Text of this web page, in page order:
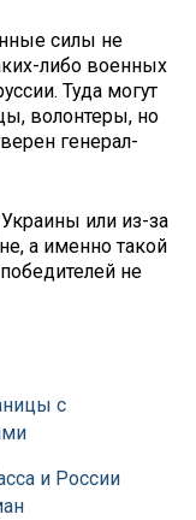
силы не
либо военных
Туда могут
волонтеры, но
генерал-
или из-за
а именно такой
не
с
и России